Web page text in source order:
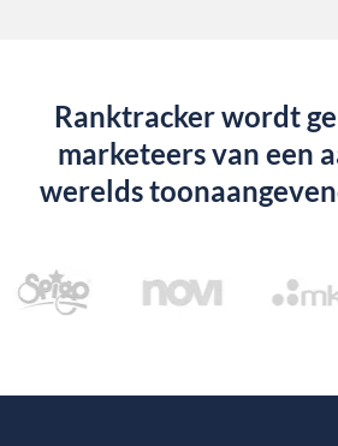
Ranktracker wordt
marketeers van een
werelds